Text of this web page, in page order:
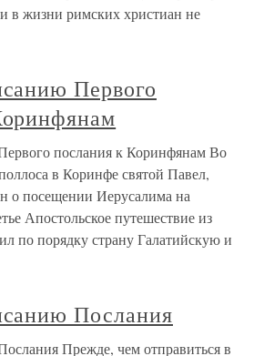
в жизни римских христиан не
Первого
послания к Коринфянам Во
в Коринфе святой Павел,
о посещении Иерусалима на
Апостольское путешествие из
по порядку страну Галатийскую и
Послания
Прежде, чем отправиться в